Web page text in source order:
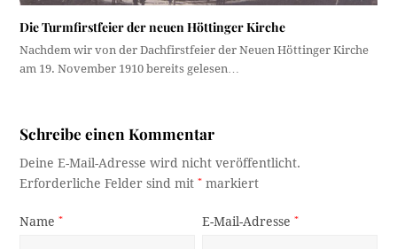
Die Turmfirstfeier der neuen Höttinger Kirche
Nachdem wir von der Dachfirstfeier der Neuen Höttinger Kirche
am 19. November 1910 bereits gelesen…
Schreibe einen Kommentar
Deine E-Mail-Adresse wird nicht veröffentlicht.
Erforderliche Felder sind mit* markiert
Name* E-Mail-Adresse*